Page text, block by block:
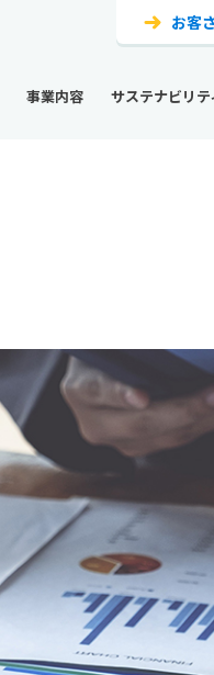
お客
事業内容 サステナビリテ